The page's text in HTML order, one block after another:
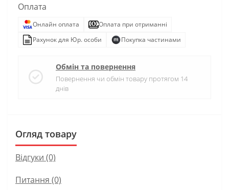
Оплата
Онлайн оплата
Оплата при отриманні
Рахунок для Юр. особи
Покупка частинами
Обмін та повернення
Повернення чи обмін товару протягом 14
днів
Огляд товару
Відгуки (0)
Питання (0)